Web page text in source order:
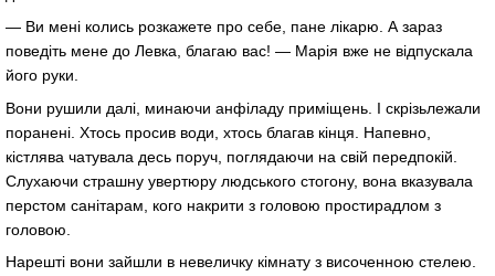
— Ви мені колись розкажете про себе, пане лікарю. А зараз
поведіть мене до Левка, благаю вас! — Марія вже не відпускала
його руки.
Вони рушили далі, минаючи анфіладу приміщень. І скрізьлежали
поранені. Хтось просив води, хтось благав кінця. Напевно,
кістлява чатувала десь поруч, поглядаючи на свій передпокій.
Слухаючи страшну увертюру людського стогону, вона вказувала
перстом санітарам, кого накрити з головою простирадлом з
головою.
Нарешті вони зайшли в невеличку кімнату з височенною стелею.